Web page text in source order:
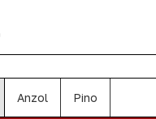
Anzol Pino